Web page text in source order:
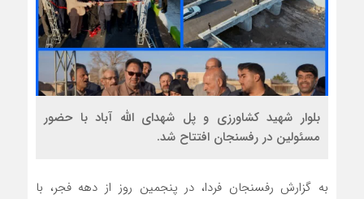
بلوار شهید کشاورزی و پل شهدای الله آباد با حضور
مسئولین در رفسنجان افتتاح شد.
به گزارش رفسنجان فردا، در پنجمین روز از دهه فجر، با